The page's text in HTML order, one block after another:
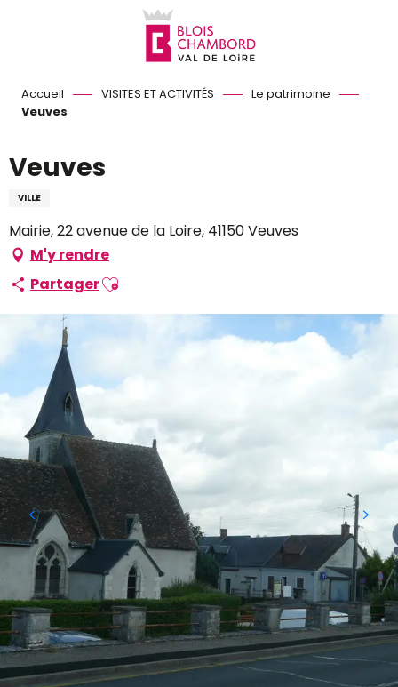
Accueil VISITES ET ACTIVITÉS
Le patrimoine
Veuves
Veuves
VILLE
Mairie, 22 avenue de la Loire, 41150 Veuves
M'y rendre
PartagerAjouter aux favoris